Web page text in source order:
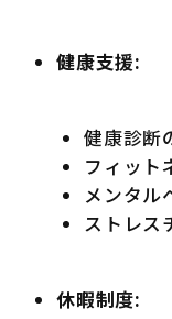
健康支援:
健康診断
フィット
メンタル
ストレス
休暇制度: